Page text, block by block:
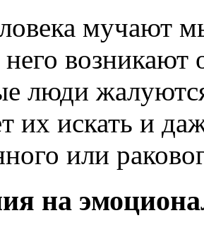
мучают
люди
их искать и
или
на